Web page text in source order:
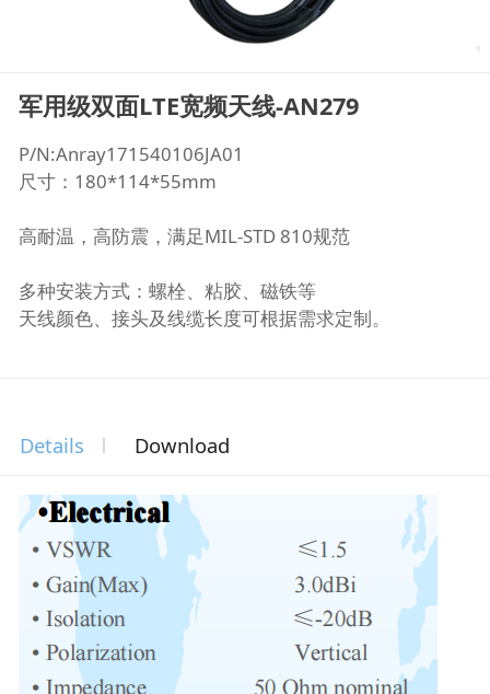
军用级双面LTE宽频天线-AN279
P/N:Anray171540106JA01
尺寸：180*114*55mm
高耐温，高防震，满足MIL-STD 810规范
多种安装方式：螺栓、粘胶、磁铁等
天线颜色、接头及线缆长度可根据需求定制。
Details Download